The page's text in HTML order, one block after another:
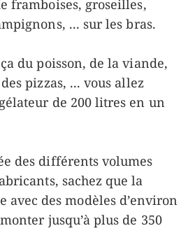
framboises, groseilles,
... sur les bras.
du poisson, de la viande,
pizzas, ... vous allez
de 200 litres en un
des différents volumes
sachez que la
avec des modèles d’environ
jusqu’à plus de 350